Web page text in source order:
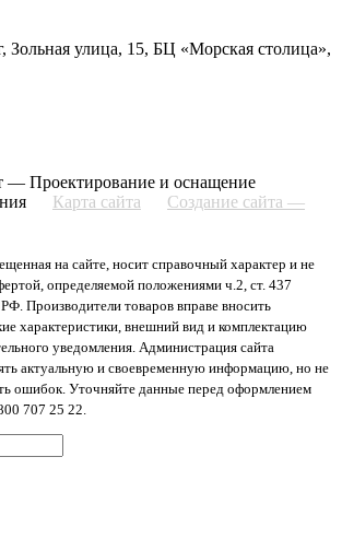
Зольная улица, 15, БЦ «Морская столица»,
Проектирование и оснащение
Карта сайта
Создание сайта —
на сайте, носит справочный характер и не
определяемой положениями ч.2, ст. 437
Производители товаров вправе вносить
характеристики, внешний вид и комплектацию
уведомления. Администрация сайта
актуальную и своевременную информацию, но не
ошибок. Уточняйте данные перед оформлением
707 25 22.